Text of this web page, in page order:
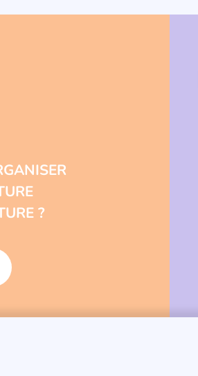
?